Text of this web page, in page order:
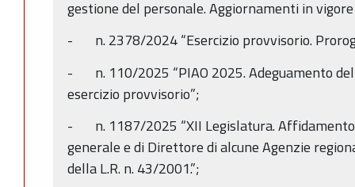
gestione del personale. Aggiornamenti in
- n. 2378/2024 “Esercizio provvisorio.
- n. 110/2025 “PIAO 2025. Adeguamento
esercizio provvisorio”;
- n. 1187/2025 “XII Legislatura.
generale e di Direttore di alcune Agenzie
della L.R. n. 43/2001.”;